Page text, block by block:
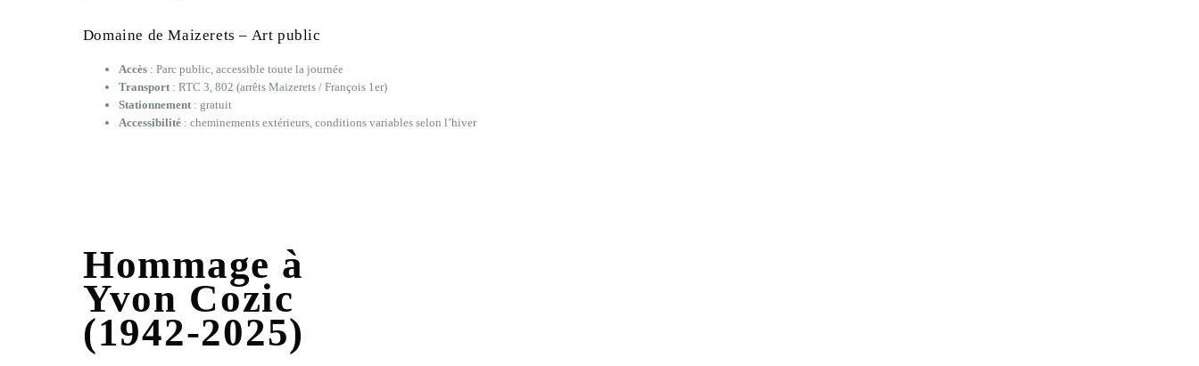
Domaine de Maizerets – Art public
Accès: Parc public, accessible toute la journée
Transport: RTC 3, 802 (arrêts Maizerets / François 1er)
Stationnement: gratuit
Accessibilité: cheminements extérieurs, conditions variables selon l’hiver
Hommage à
Yvon Cozic
(1942-2025)